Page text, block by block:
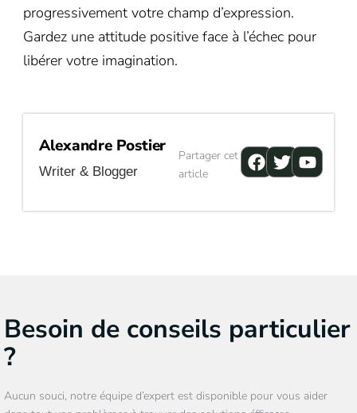
progressivement votre champ d’expression.
Gardez une attitude positive face à l’échec pour
libérer votre imagination.
Alexandre Postier
Writer & Blogger
Partager cet
article
Facebook
Twitter
Besoin de conseils particulier
?
Aucun souci, notre équipe d’expert est disponible pour vous aider